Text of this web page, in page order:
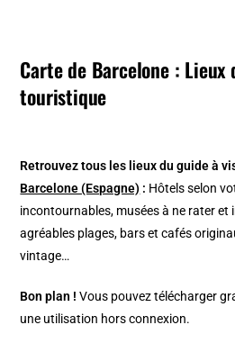
Carte de Barcelone : Lieux
touristique
Retrouvez tous les lieux du guide à
Barcelone (Espagne) : Hôtels selon
incontournables, musées à ne rater et
agréables plages, bars et cafés
vintage…
Bon plan !Vous pouvez télécharger
une utilisation hors connexion.